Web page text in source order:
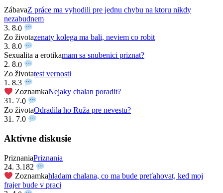
ZábavaZ práce ma vyhodili pre jednu chybu na ktoru nikdy
nezabudnem
3. 8.0
Zo životazenaty kolega ma bali, neviem co robit
3. 8.0
Sexualita a erotikamam sa snubenici priznat?
2. 8.0
Zo životatest vernosti
1. 8.3
ZoznamkaNejaky chalan poradit?
31. 7.0
Zo životaOdradila ho Ruža pre nevestu?
31. 7.0
Aktívne diskusie
PriznaniaPriznania
24. 3.182
Zoznamkahladam chalana, co ma bude preťahovat, ked moj
frajer bude v praci